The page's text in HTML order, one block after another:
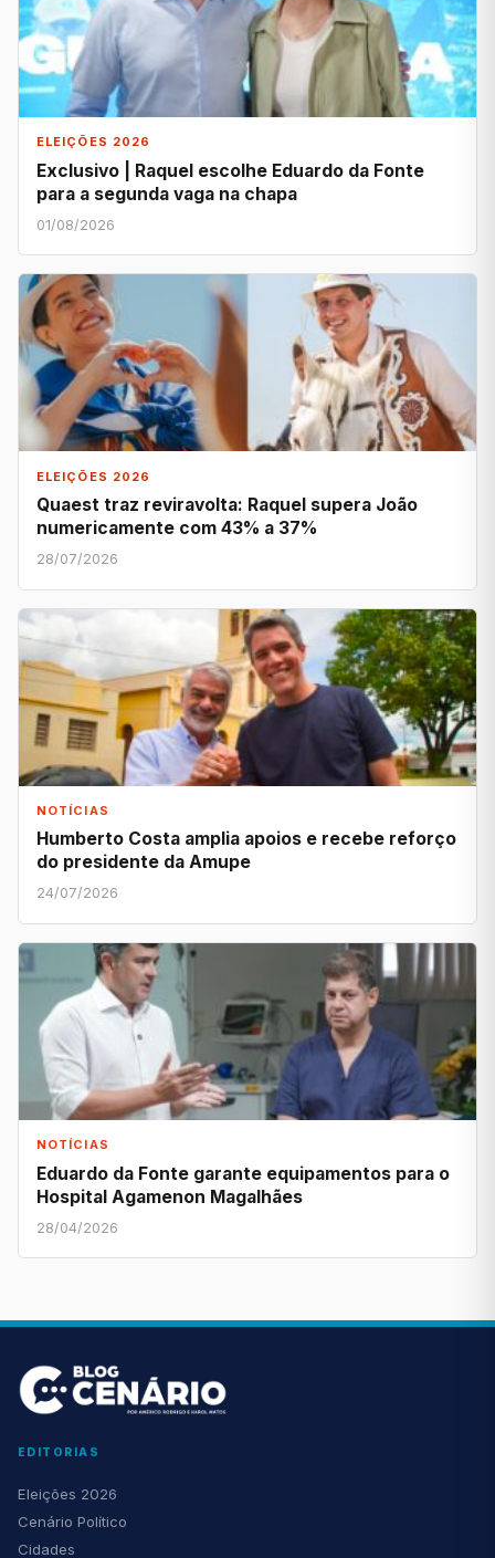
ELEIÇÕES 2026
Exclusivo | Raquel escolhe Eduardo da Fonte
para a segunda vaga na chapa
01/08/2026
ELEIÇÕES 2026
Quaest traz reviravolta: Raquel supera João
numericamente com 43% a 37%
28/07/2026
NOTÍCIAS
Humberto Costa amplia apoios e recebe reforço
do presidente da Amupe
24/07/2026
NOTÍCIAS
Eduardo da Fonte garante equipamentos para o
Hospital Agamenon Magalhães
28/04/2026
EDITORIAS
Eleições 2026
Cenário Político
Cidades